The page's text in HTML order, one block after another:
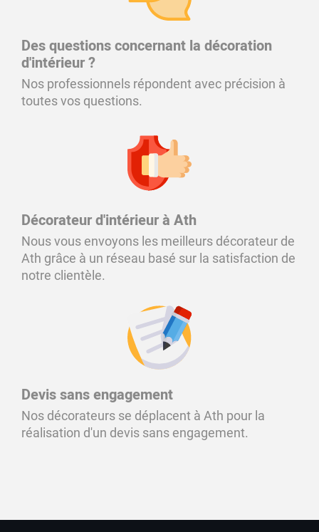
Des questions concernant la décoration
d'intérieur ?
Nos professionnels répondent avec précision à
toutes vos questions.
Décorateur d'intérieur à Ath
Nous vous envoyons les meilleurs décorateur de
Ath grâce à un réseau basé sur la satisfaction de
notre clientèle.
Devis sans engagement
Nos décorateurs se déplacent à Ath pour la
réalisation d'un devis sans engagement.